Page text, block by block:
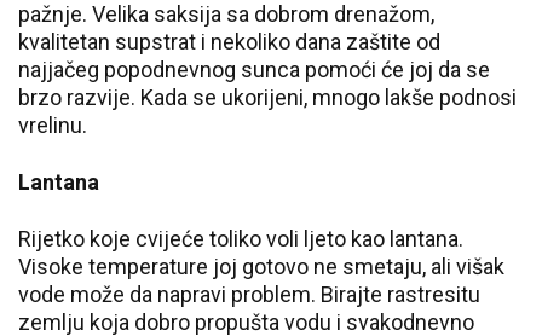
pažnje. Velika saksija sa dobrom drenažom,
kvalitetan supstrat i nekoliko dana zaštite od
najjačeg popodnevnog sunca pomoći će joj da se
brzo razvije. Kada se ukorijeni, mnogo lakše podnosi
vrelinu.
Lantana
Rijetko koje cvijeće toliko voli ljeto kao lantana.
Visoke temperature joj gotovo ne smetaju, ali višak
vode može da napravi problem. Birajte rastresitu
zemlju koja dobro propušta vodu i svakodnevno